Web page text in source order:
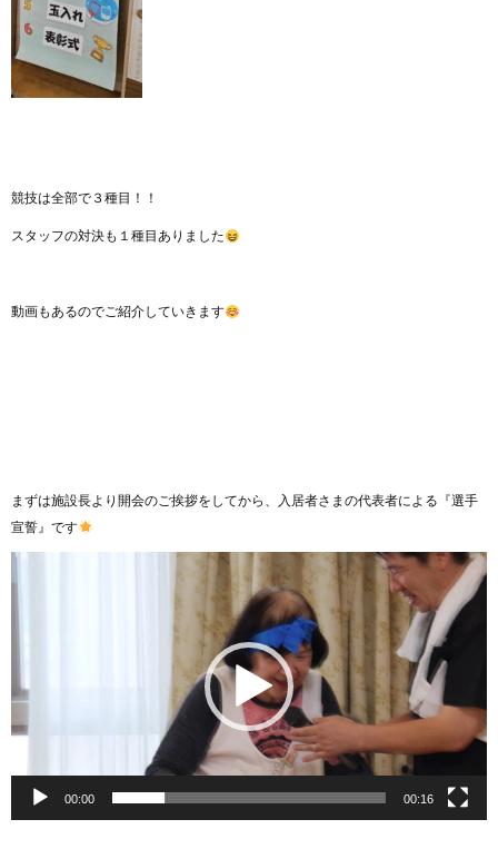
競技は全部で３種目！！
スタッフの対決も１種目ありました
動画もあるのでご紹介していきます
まずは施設長より開会のご挨拶をしてから、入居者さまの代表者による『選手
宣誓』です
動
画
00:00 00:16